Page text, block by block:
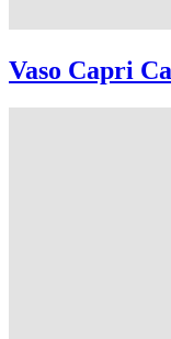
Vaso Capri